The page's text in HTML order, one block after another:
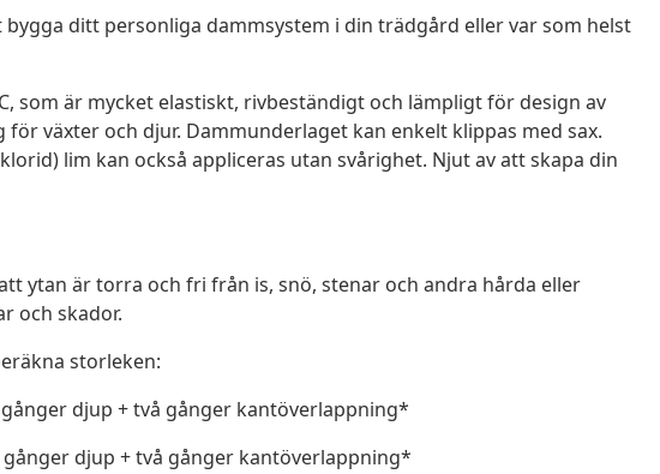
ditt personliga dammsystem i din trädgård eller var som helst
som är mycket elastiskt, rivbeständigt och lämpligt för design av
växter och djur. Dammunderlaget kan enkelt klippas med sax.
lim kan också appliceras utan svårighet. Njut av att skapa din
ytan är torra och fri från is, snö, stenar och andra hårda eller
och skador.
storleken:
djup + två gånger kantöverlappning*
djup + två gånger kantöverlappning*